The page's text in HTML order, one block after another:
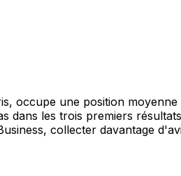
occupe une position
dans les trois premiers
collecter davantage